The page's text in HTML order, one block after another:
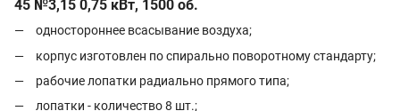
45 №3,15 0,75 кВт, 1500 об.
одностороннее всасывание воздуха;
корпус изготовлен по спирально поворотному стандарту;
рабочие лопатки радиально прямого типа;
лопатки - количество 8 шт.;